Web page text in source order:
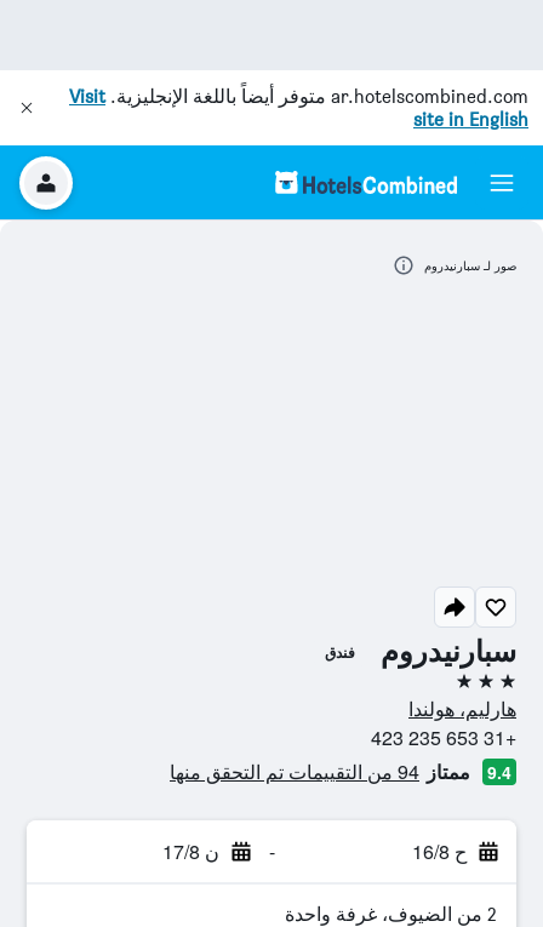
ar.hotelscombined.com متوفر أيضاً باللغة الإنجليزية.Visit
site in English
سبارنيدروم فندق
3 نجوم
هارليم، هولندا
+31 653 235 423
9.4 ممتاز 94 من التقييمات تم التحقق منها
ح 16/8 - ن 17/8
2 من الضيوف، غرفة واحدة
صور لـ سبارنيدروم